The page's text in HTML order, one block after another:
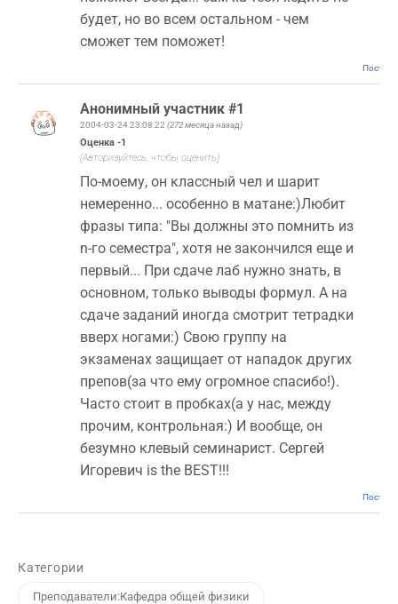
будет, но во всем остальном - чем
сможет тем поможет!
Анонимный участник #1
2004-03-24 23:08:22 (272 месяца назад)
Оценка -1
(Авторизуйтесь, чтобы оценить)
По-моему, он классный чел и шарит
немеренно... особенно в матане:)Любит
фразы типа: "Вы должны это помнить из
n-го семестра", хотя не закончился еще и
первый... При сдаче лаб нужно знать, в
основном, только выводы формул. А на
сдаче заданий иногда смотрит тетрадки
вверх ногами:) Свою группу на
экзаменах защищает от нападок других
препов(за что ему огромное спасибо!).
Часто стоит в пробках(а у нас, между
прочим, контрольная:) И вообще, он
безумно клевый семинарист. Сергей
Игоревич is the BEST!!!
Категории
Преподаватели:Кафедра общей физики